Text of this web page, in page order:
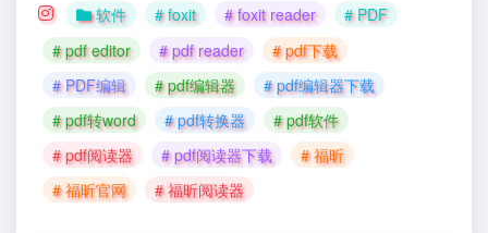
软件 # foxit # foxit reader
# PDF
# pdf editor
# pdf reader
# pdf下载
# PDF编辑
# pdf编辑器
# pdf编辑器下载
# pdf转word
# pdf转换器
# pdf软件
# pdf阅读器
# pdf阅读器下载
# 福昕
# 福昕官网
# 福昕阅读器